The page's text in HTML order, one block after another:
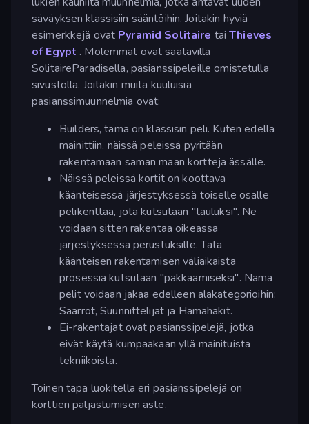
säväyksen klassisiin sääntöihin. Joitakin hyviä
esimerkkejä ovat Pyramid Solitaire taiThieves
of Egypt . Molemmat ovat saatavilla
SolitaireParadisella, pasianssipeleille omistetulla
sivustolla. Joitakin muita kuuluisia
pasianssimuunnelmia ovat:
Builders, tämä on klassisin peli. Kuten edellä
mainittiin, näissä peleissä pyritään
rakentamaan saman maan kortteja ässälle.
Näissä peleissä kortit on koottava
käänteisessä järjestyksessä toiselle osalle
pelikenttää, jota kutsutaan "tauluksi". Ne
voidaan sitten rakentaa oikeassa
järjestyksessä perustuksille. Tätä
käänteisen rakentamisen väliaikaista
prosessia kutsutaan "pakkaamiseksi". Nämä
pelit voidaan jakaa edelleen alakategorioihin:
Saarrot, Suunnittelijat ja Hämähäkit.
Ei-rakentajat ovat pasianssipelejä, jotka
eivät käytä kumpaakaan yllä mainituista
tekniikoista.
Toinen tapa luokitella eri pasianssipelejä on
korttien paljastumisen aste.